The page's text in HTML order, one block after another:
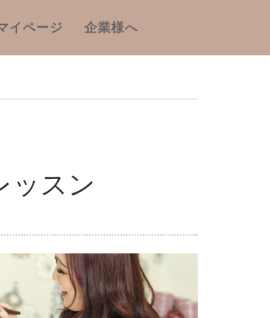
イページ 企業様へ
ッスン